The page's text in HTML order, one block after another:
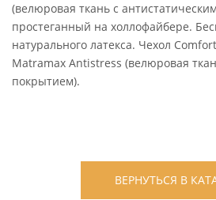
(велюровая ткань с
простеганный на холлофайбере.
натурального латекса. Чехол
Matramax Antistress (велюровая
покрытием).
ВЕРНУТЬСЯ В